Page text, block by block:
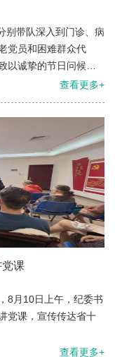
别带队深入到门诊、病
党员和困难群众代
以诚挚的节日问候和
查看更多+
课
8月10日上午，纪委书
党课，宣传传达省十
查看更多+